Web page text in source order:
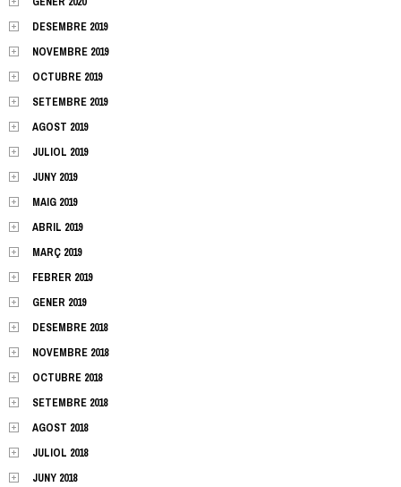
DESEMBRE 2019
NOVEMBRE 2019
OCTUBRE 2019
SETEMBRE 2019
AGOST 2019
JULIOL 2019
JUNY 2019
MAIG 2019
ABRIL 2019
MARÇ 2019
FEBRER 2019
GENER 2019
DESEMBRE 2018
NOVEMBRE 2018
OCTUBRE 2018
SETEMBRE 2018
AGOST 2018
JULIOL 2018
JUNY 2018